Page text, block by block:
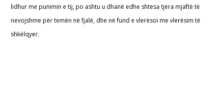
lidhur me punimin e tij, po ashtu u dhanë edhe shtesa tjera mjaftë të
nevojshme për temën në fjalë, dhe në fund e vlerësoi me vlerësim të
shkëlqyer.